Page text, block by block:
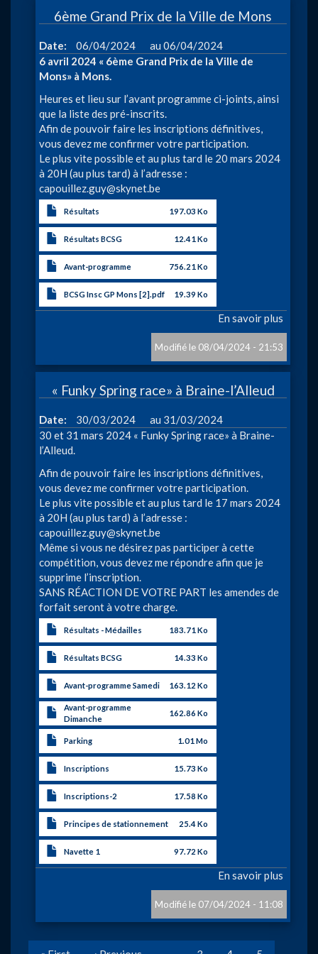
6ème Grand Prix de la Ville de Mons
Date 06/04/2024 à
06/04/2024
6 avril 2024 « 6ème Grand Prix de la Ville de
Mons» à Mons.
Heures et lieu sur l’avant programme ci-joints, ainsi
que la liste des pré-inscrits.
Afin de pouvoir faire les inscriptions définitives,
vous devez me confirmer votre participation.
Le plus vite possible et au plus tard le 20 mars 2024
à 20H (au plus tard) à l’adresse :
capouillez.guy@skynet.be
Résultats 197.03 Ko
Résultats BCSG 12.41 Ko
Avant-programme 756.21 Ko
BCSG Insc GP Mons [2].pdf 19.39 Ko
En savoir plus
6ème
Prix
08/04/2024 - 21:53
« Funky Spring race» à Braine-l’Alleud
Date 30/03/2024 à
31/03/2024
30 et 31 mars 2024 « Funky Spring race» à Braine-
l’Alleud.
Afin de pouvoir faire les inscriptions définitives,
vous devez me confirmer votre participation.
Le plus vite possible et au plus tard le 17 mars 2024
à 20H (au plus tard) à l’adresse :
capouillez.guy@skynet.be
Même si vous ne désirez pas participer à cette
compétition, vous devez me répondre afin que je
supprime l’inscription.
SANS RÉACTION DE VOTRE PART les amendes de
forfait seront à votre charge.
Résultats - Médailles 183.71 Ko
Résultats BCSG 14.33 Ko
Avant-programme Samedi 163.12 Ko
Avant-programme
Dimanche
162.86 Ko
Parking 1.01 Mo
Inscriptions 15.73 Ko
Inscriptions-2 17.58 Ko
Principes de stationnement 25.4 Ko
Navette 1 97.72 Ko
En savoir plus
«
Spring
07/04/2024 - 11:08
Pagination